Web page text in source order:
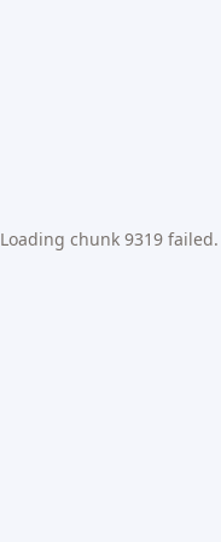
Loading chunk 9319